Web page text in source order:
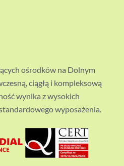
ośrodków na Dolnym
ciągłą i kompleksową
wynika z wysokich
wyposażenia.